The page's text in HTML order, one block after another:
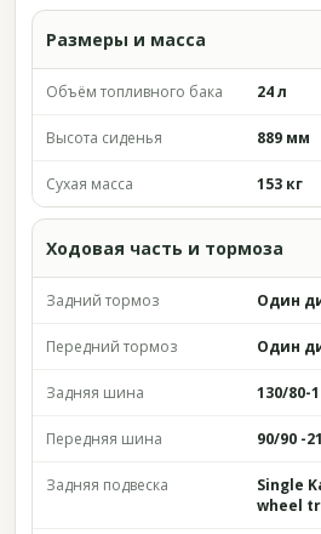
Размеры и масса
Объём топливного бака 24 л
Высота сиденья 889 мм
Сухая масса 153 кг
Ходовая часть и тормоза
Задний тормоз Один
Передний тормоз Один
Задняя шина 130/80-
Передняя шина 90/90 -21
Задняя подвеска
Single
wheel